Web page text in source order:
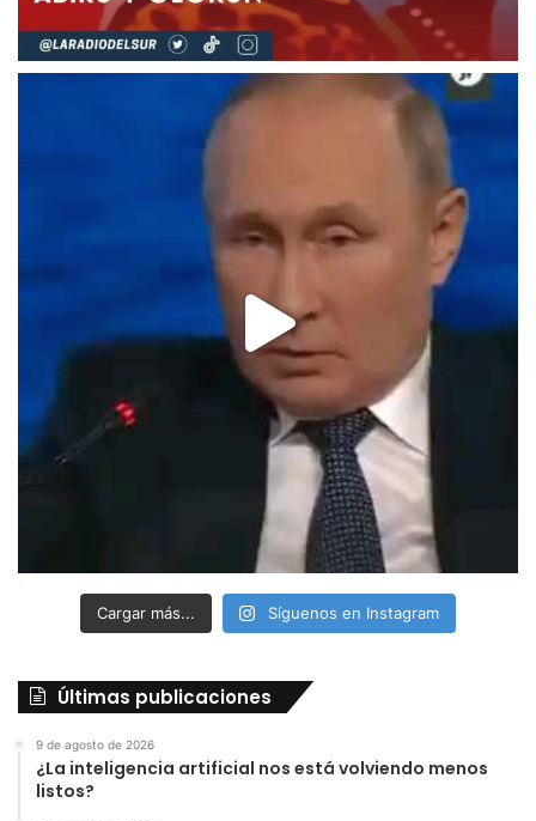
Cargar más... Síguenos en Instagram
Últimas publicaciones
9 de agosto de 2026
¿La inteligencia artificial nos está volviendo menos
listos?